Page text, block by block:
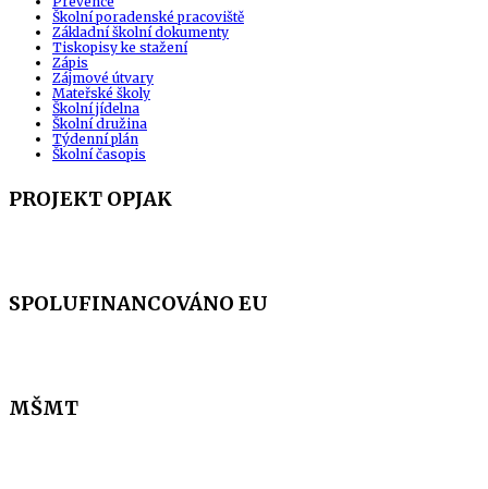
Školní poradenské pracoviště
Základní školní dokumenty
Tiskopisy ke stažení
Zápis
Zájmové útvary
Mateřské školy
Školní jídelna
Školní družina
Týdenní plán
Školní časopis
PROJEKT OPJAK
SPOLUFINANCOVÁNO EU
MŠMT